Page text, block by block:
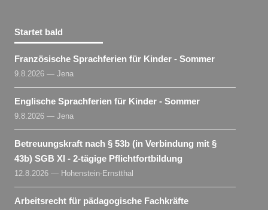
Startet bald
Französische Sprachferien für Kinder - Sommer
9.8.2026 — Jena
Englische Sprachferien für Kinder - Sommer
9.8.2026 — Jena
Betreuungskraft nach § 53b (in Verbindung mit §
43b) SGB XI - 2-tägige Pflichtfortbildung
12.8.2026 — Hohenstein-Ernstthal
Arbeitsrecht für pädagogische Fachkräfte